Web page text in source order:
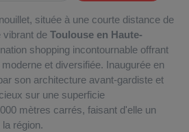
située à une courte distance de
vibrant de Toulouse en Haute-
shopping incontournable offrant
et diversifiée. Inaugurée en
son architecture avant-gardiste et
sur une superficie
mètres carrés, faisant d'elle un
région.